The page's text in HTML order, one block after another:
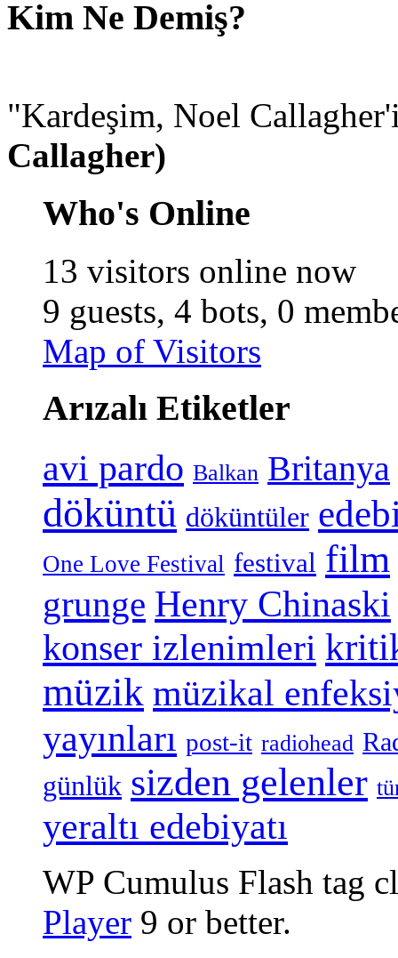
Kim Ne Demiş?
"Kardeşim, Noel
Callagher)
Who's Online
13 visitors online now
9 guests, 4 bots, 0
Map of Visitors
Arızalı Etiketler
avi pardo Balkan Britanya
döküntü döküntüler
One Love Festival festival film
grunge Henry Chinaski
konser izlenimleri
müzik müzikal
yayınları post-it radiohead
günlük sizden gelenler
yeraltı edebiyatı
WP Cumulus Flash tag
Player 9 or better.